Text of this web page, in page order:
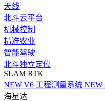
天线
北斗云平台
机械控制
精准农业
智能驾驶
北斗独立定位
SLAM RTK
NEW V6 工程测量系统 NEW
海星达